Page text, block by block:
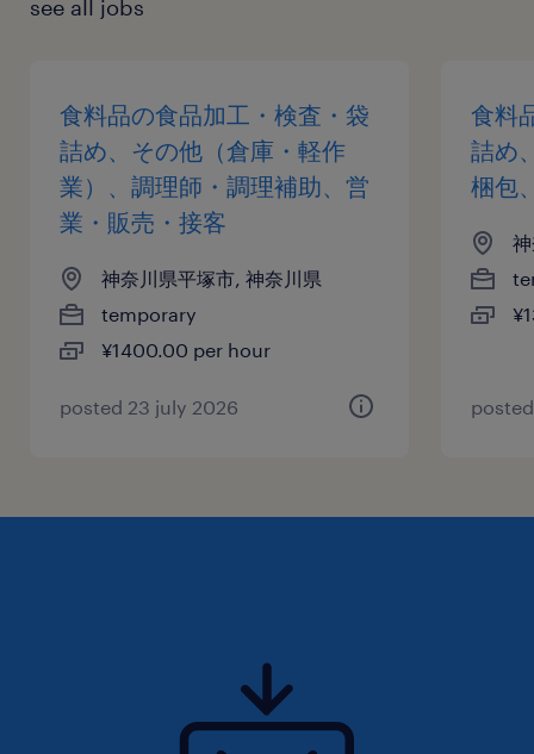
see all jobs
食料品の食品加工・検査・袋
詰め、その他（倉庫・軽作
業）、調理師・調理補助、営
業・販売・接客
神奈川県平塚市, 神奈川県
temporary
¥1400.00 per hour
posted 23 july 2026
食料
詰め
梱包